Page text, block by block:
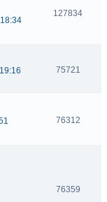
127834
75721
76312
76359